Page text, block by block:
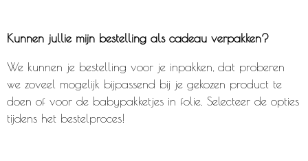
Kunnen jullie mijn bestelling als cadeau verpakken?
We kunnen je bestelling voor je inpakken, dat proberen
we zoveel mogelijk bijpassend bij je gekozen product te
doen of voor de babypakketjes in folie. Selecteer de opties
tijdens het bestelproces!